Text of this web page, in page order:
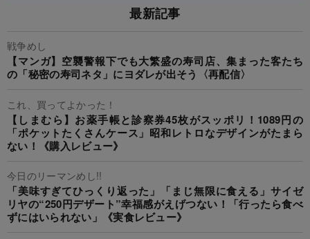
最新記事
戦争めし
【マンガ】空襲警報下でも大繁盛の寿司店、集まった客たち
の「秘密の寿司ネタ」にヨダレが出そう〈再配信〉
これ、買ってよかった！
【しまむら】お薬手帳と診察券45枚がスッポリ！1089円の
「ポケットたくさんケース」昭和レトロなデザインがたまら
ない！《購入レビュー》
今日のリーマンめし!!
「美味すぎてひっくり返った」「まじ無限に食える」サイゼ
リヤの“250円デザート”幸福感がえげつない！「行ったら食べ
ずにはいられない」《実食レビュー》